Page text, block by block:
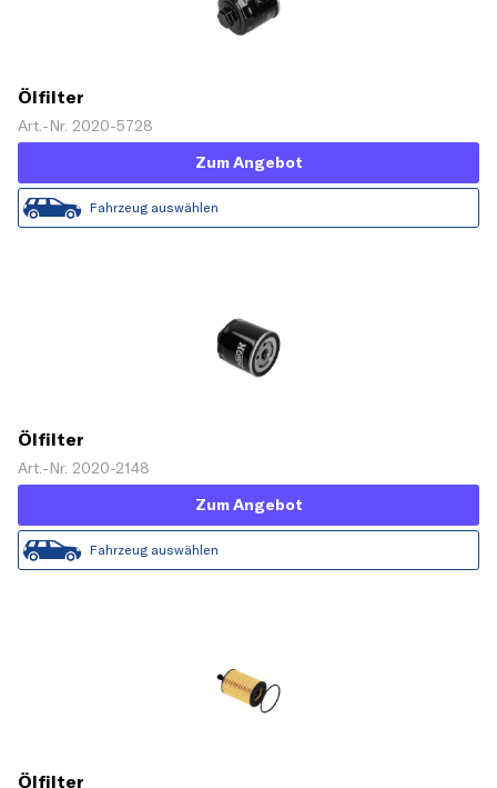
Ölfilter
Art.-Nr. 2020-5728
Zum Angebot
Fahrzeug auswählen
Ölfilter
Art.-Nr. 2020-2148
Zum Angebot
Fahrzeug auswählen
Ölfilter